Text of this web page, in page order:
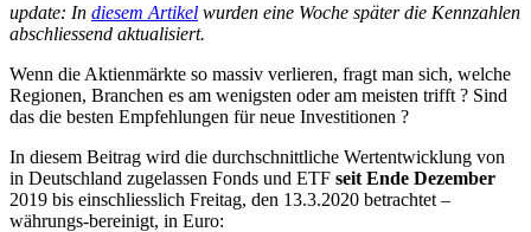
update: In diesem Artikel wurden eine Woche später die Kennzahlen
abschliessend aktualisiert.
Wenn die Aktienmärkte so massiv verlieren, fragt man sich, welche
Regionen, Branchen es am wenigsten oder am meisten trifft ? Sind
das die besten Empfehlungen für neue Investitionen ?
In diesem Beitrag wird die durchschnittliche Wertentwicklung von
in Deutschland zugelassen Fonds und ETF seit Ende Dezember
2019 bis einschliesslich Freitag, den 13.3.2020 betrachtet –
währungs-bereinigt, in Euro: